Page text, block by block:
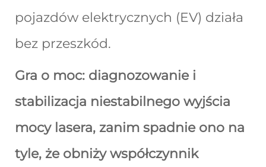
pojazdów elektrycznych (EV) działa
bez przeszkód.
Gra o moc: diagnozowanie i
stabilizacja niestabilnego wyjścia
mocy lasera, zanim spadnie ono na
tyle, że obniży współczynnik